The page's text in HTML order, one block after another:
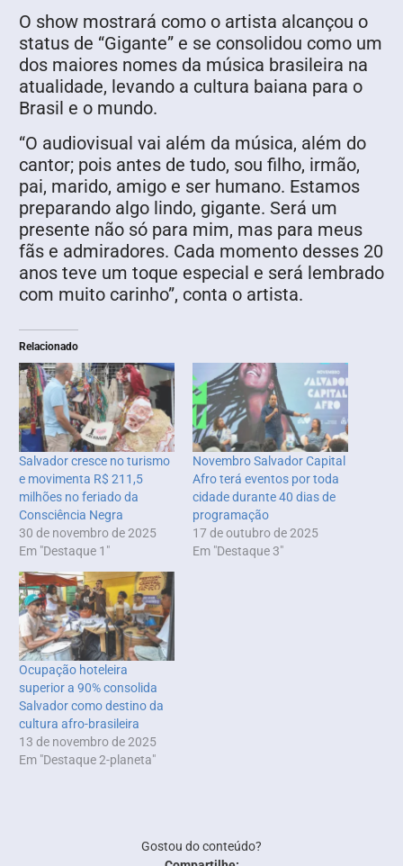
O show mostrará como o artista alcançou o
status de “Gigante” e se consolidou como um
dos maiores nomes da música brasileira na
atualidade, levando a cultura baiana para o
Brasil e o mundo.
“O audiovisual vai além da música, além do
cantor; pois antes de tudo, sou filho, irmão,
pai, marido, amigo e ser humano. Estamos
preparando algo lindo, gigante. Será um
presente não só para mim, mas para meus
fãs e admiradores. Cada momento desses 20
anos teve um toque especial e será lembrado
com muito carinho”, conta o artista.
Relacionado
Salvador cresce no turismo
e movimenta R$ 211,5
milhões no feriado da
Consciência Negra
30 de novembro de 2025
Em "Destaque 1"
Novembro Salvador Capital
Afro terá eventos por toda
cidade durante 40 dias de
programação
17 de outubro de 2025
Em "Destaque 3"
Ocupação hoteleira
superior a 90% consolida
Salvador como destino da
cultura afro-brasileira
13 de novembro de 2025
Em "Destaque 2-planeta"
Gostou do conteúdo?